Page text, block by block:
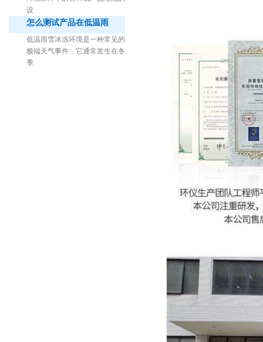
设
怎么测试产品在低温雨
低温雨雪冰冻环境是一种常见的
极端天气事件，它通常发生在冬
季